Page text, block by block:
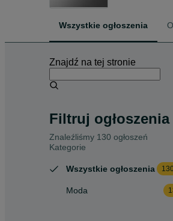
Wszystkie ogłoszenia
Znajdź na tej stronie
Filtruj ogłoszenia
Znaleźliśmy 130 ogłoszeń
Kategorie
Wszystkie ogłoszenia
Moda